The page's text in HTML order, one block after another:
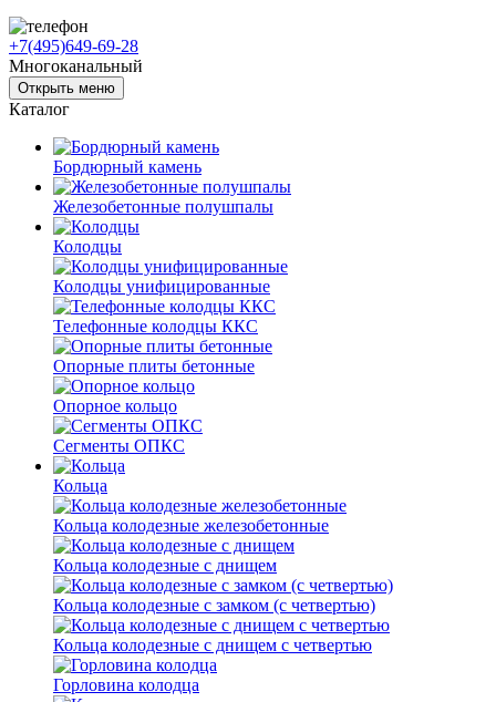
+7(495)649-69-28
Многоканальный
Открыть меню
Каталог
Бордюрный камень
Железобетонные полушпалы
Колодцы
Колодцы унифицированные
Телефонные колодцы ККС
Опорные плиты бетонные
Опорное кольцо
Сегменты ОПКС
Кольца
Кольца колодезные железобетонные
Кольца колодезные с днищем
Кольца колодезные с замком (с четвертью)
Кольца колодезные с днищем с четвертью
Горловина колодца